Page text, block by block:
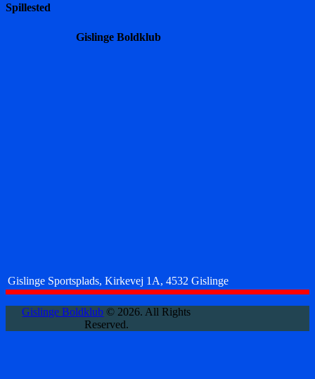
Spillested
Gislinge Boldklub
Gislinge Sportsplads, Kirkevej 1A, 4532 Gislinge
Gislinge Boldklub © 2026. All Rights
Reserved.